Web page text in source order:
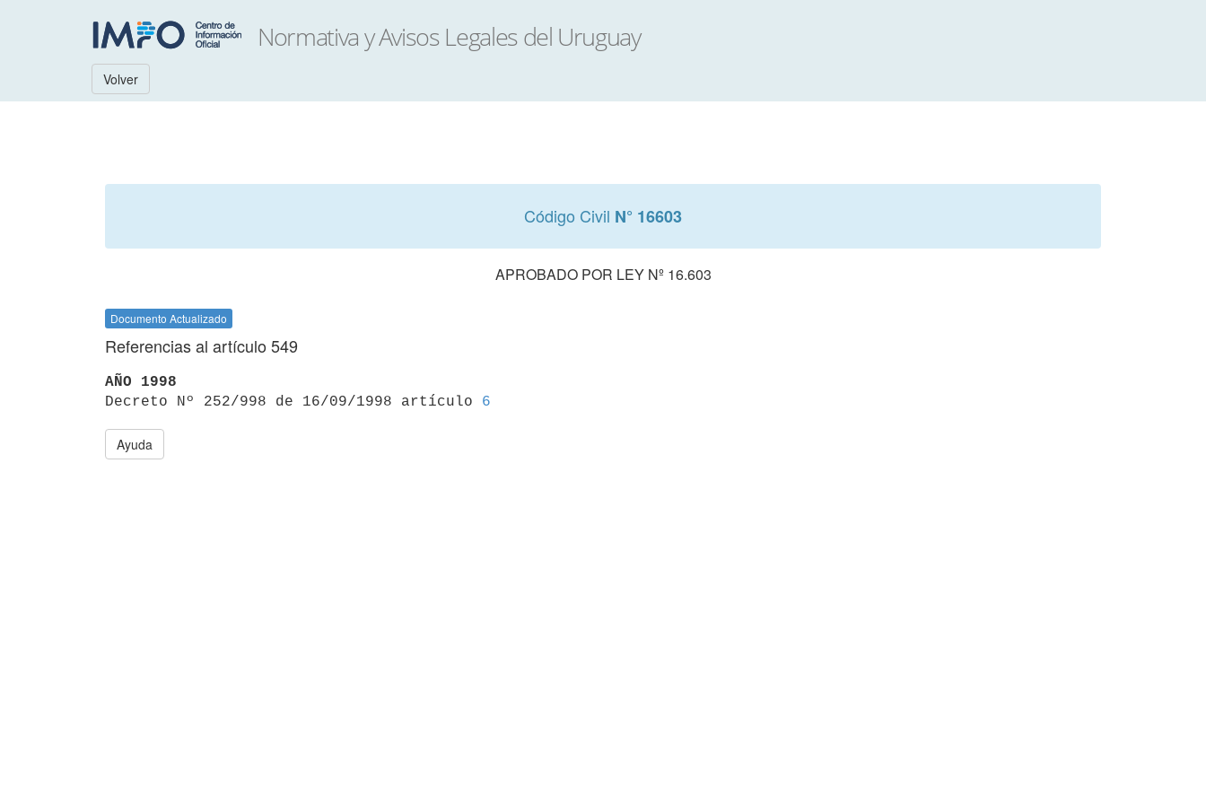
Volver
Código Civil N° 16603
APROBADO POR LEY Nº 16.603
Documento Actualizado
Referencias al artículo 549
AÑO 1998
Decreto Nº 252/998 de 16/09/1998 artículo 6
Ayuda